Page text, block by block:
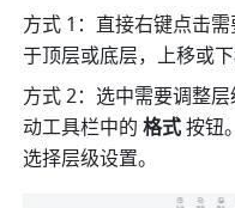
方式 1：直接右键点击
于顶层或底层，上移或下
方式 2：选中需要调整
动工具栏中的 格式 按钮
选择层级设置。